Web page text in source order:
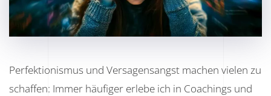
Perfektionismus und Versagensangst machen vielen zu
schaffen: Immer häufiger erlebe ich in Coachings und